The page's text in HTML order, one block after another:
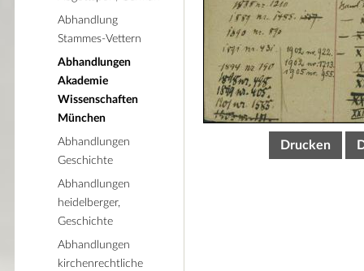
Drucken
Abhandlung
Stammes-Vettern
Abhandlungen
Akademie
Wissenschaften
München
Abhandlungen
Geschichte
Abhandlungen
heidelberger,
Geschichte
Abhandlungen
kirchenrechtliche